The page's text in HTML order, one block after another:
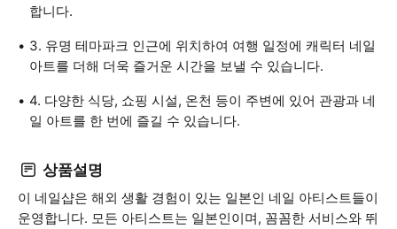
합니다.
3. 유명 테마파크 인근에 위치하여 여행 일정에 캐릭터 네일
아트를 더해 더욱 즐거운 시간을 보낼 수 있습니다.
4. 다양한 식당, 쇼핑 시설, 온천 등이 주변에 있어 관광과 네
일 아트를 한 번에 즐길 수 있습니다.
상품설명
이 네일샵은 해외 생활 경험이 있는 일본인 네일 아티스트들이
운영합니다. 모든 아티스트는 일본인이며, 꼼꼼한 서비스와 뛰